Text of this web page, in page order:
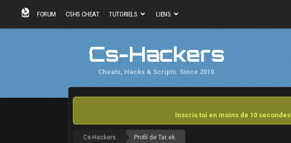
FORUM CSHS CHEAT TUTORIELS LIENS
Cs-Hackers
Cheats, Hacks & Scripts. Since 2010.
Inscris toi en moins de 10 secondes
Cs-Hackers Profil de Tar ek